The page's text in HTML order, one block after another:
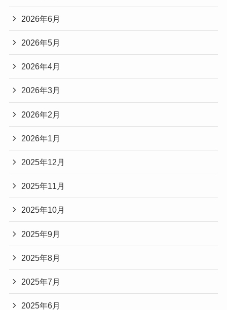
2026年6月
2026年5月
2026年4月
2026年3月
2026年2月
2026年1月
2025年12月
2025年11月
2025年10月
2025年9月
2025年8月
2025年7月
2025年6月